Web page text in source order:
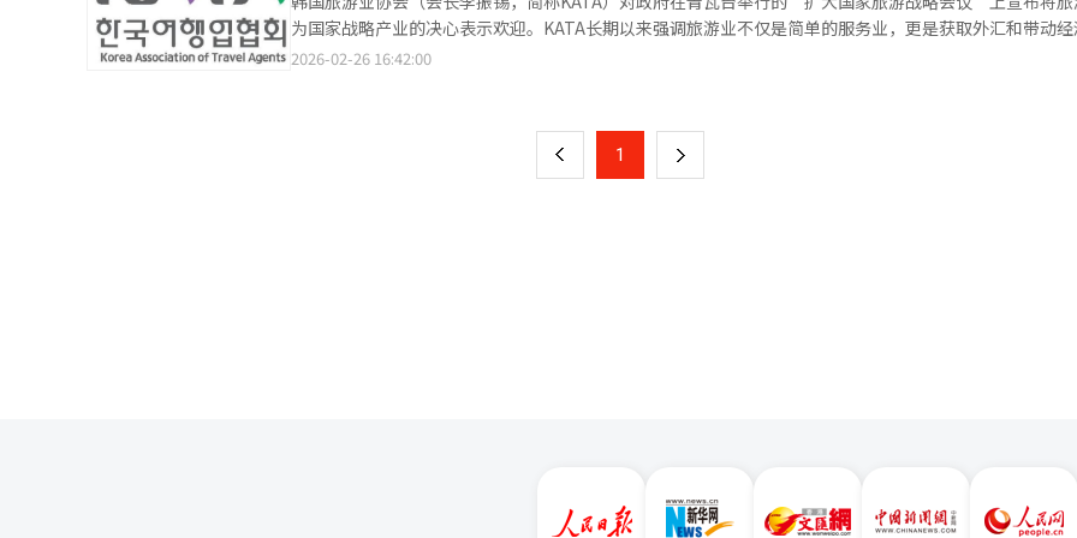
出：“由于国际油价和燃油附加费上涨导致机票价格上升，以及国际局势不稳定导致海外旅行心理萎缩等
我们将积极应对，管理潜在威胁因素。”※ 本报道经人工智能（AI）系统翻译与编辑。
容”内容，并将“泥浆狂欢”项目延长至夜间。通过与KKday、Klook等主要在线旅行社合作，显著改善外
可达性。营销方式也将升级。除了制作宣传视频和参与博览会，还将为每个节日设定核心目标市场，并在海
市进行定制宣传。文体部还将通过全球节日延长游客在当地的停留时间。晋州南江灯节将利用夜间节日的优
鳟鱼节”去年吸引了13万外国游客，取得了显著成效。文体部部长崔辉英表示：“今年是韩国旅游的最佳
将以全球节日为中心，开发多样的旅游产品，改善外国游客的便利性，全力以赴。”※ 本报道经人工智能
为国家战略产业的决心表示欢迎。KATA长期以来强调旅游业不仅是简单的服务业，更是获取外汇和带动
产业，并持续建议国家层面进行战略性发展。KATA期待通过此次会议提升旅游业地位，推动访韩市场转型
客的关键在于激活地方旅游。他还介绍了协会推动的“国家间地方城市旅游交流会议”案例，并请求政府全
同时，他建议开发和利用“K-平台”将K文化和K-pop转化为旅游资源。KATA相关人士表示，将与旅游业
配合政府政策，集中所有力量以早日实现3000万访韩游客目标。※ 本报道经人工智能（AI）系统翻译与编
2026-02-26 16:42:00
上 1 下